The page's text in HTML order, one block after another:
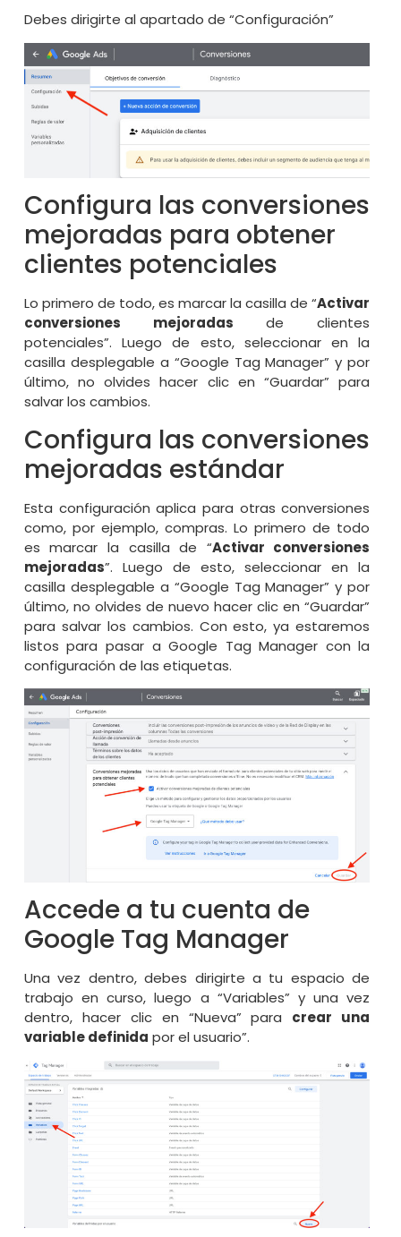
Debes dirigirte al apartado de “Configuración”
Configura las conversiones
mejoradas para obtener
clientes potenciales
Lo primero de todo, es marcar la casilla de “Activar
conversiones mejoradas de clientes
potenciales”. Luego de esto, seleccionar en la
casilla desplegable a “Google Tag Manager” y por
último, no olvides hacer clic en “Guardar” para
salvar los cambios.
Configura las conversiones
mejoradas estándar
Esta configuración aplica para otras conversiones
como, por ejemplo, compras. Lo primero de todo
es marcar la casilla de “Activar conversiones
mejoradas”. Luego de esto, seleccionar en la
casilla desplegable a “Google Tag Manager” y por
último, no olvides de nuevo hacer clic en “Guardar”
para salvar los cambios. Con esto, ya estaremos
listos para pasar a Google Tag Manager con la
configuración de las etiquetas.
Accede a tu cuenta de
Google Tag Manager
Una vez dentro, debes dirigirte a tu espacio de
trabajo en curso, luego a “Variables” y una vez
dentro, hacer clic en “Nueva” para crear una
variable definida por el usuario”.